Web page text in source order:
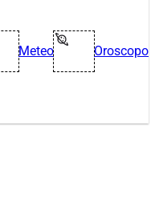
Meteo Oroscopo